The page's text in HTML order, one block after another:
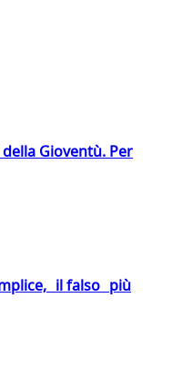
Gioventù. Per
il falso più